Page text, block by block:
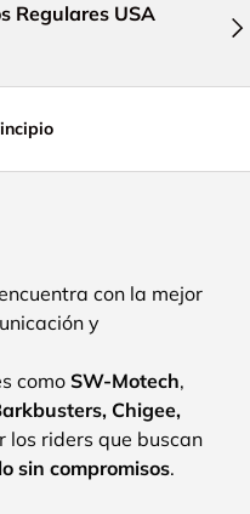
Regulares USA
con la mejor
y
como SW-Motech,
Chigee,
los riders que buscan
sin compromisos.